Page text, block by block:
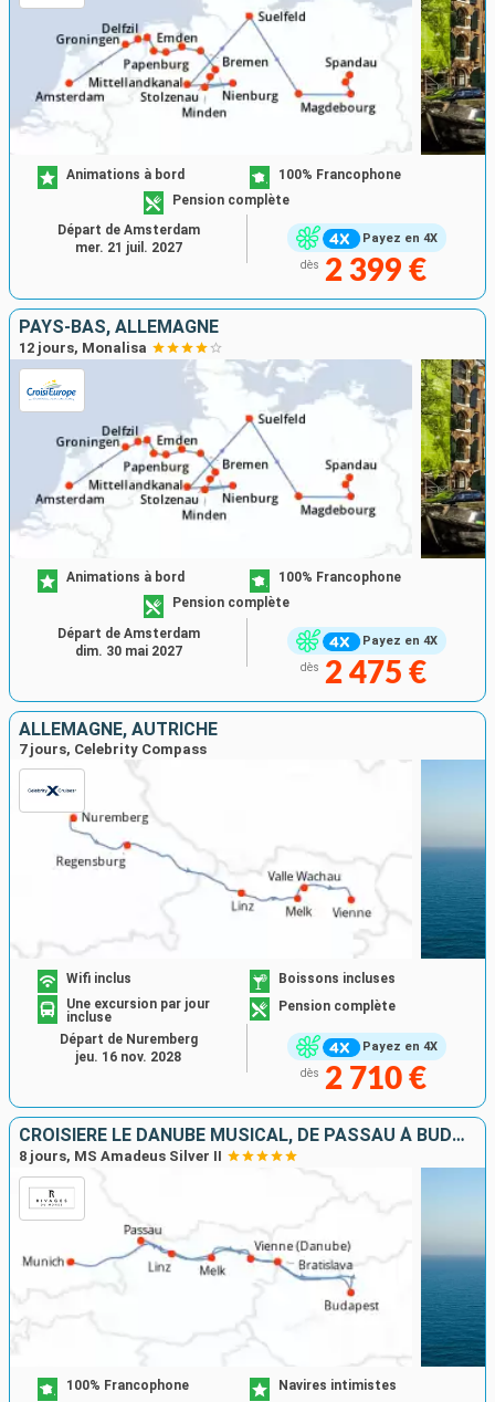
Payez en 4X
Animations à bord
100% Francophone
Pension complète
dès 2 399 €
Départ de Amsterdam
mer. 21 juil. 2027
PAYS-BAS, ALLEMAGNE
12 jours, Monalisa
Payez en 4X
Animations à bord
100% Francophone
Pension complète
dès 2 475 €
Départ de Amsterdam
dim. 30 mai 2027
ALLEMAGNE, AUTRICHE
7 jours, Celebrity Compass
Payez en 4X
Wifi inclus
Boissons incluses
Une excursion par jour
incluse
Pension complète
dès 2 710 €
Départ de Nuremberg
jeu. 16 nov. 2028
CROISIÈRE LE DANUBE MUSICAL, DE PASSAU À BUDAPEST
8 jours, MS Amadeus Silver II
100% Francophone
Navires intimistes